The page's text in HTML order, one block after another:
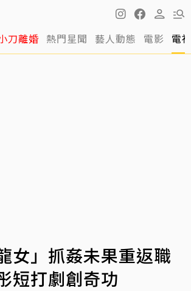
刀離婚 熱門星聞 藝人動態 電影 電
女」抓姦未果重返職
打劇創奇功